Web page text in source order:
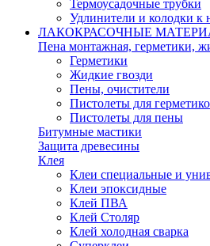
Термоусадочные трубки
Удлинители и колодки к
ЛАКОКРАСОЧНЫЕ
Пена монтажная, герметики,
Герметики
Жидкие гвозди
Пены, очистители
Пистолеты для
Пистолеты для пены
Битумные мастики
Защита древесины
Клея
Клеи специальные и
Клеи эпоксидные
Клей ПВА
Клей Столяр
Клей холодная сварка